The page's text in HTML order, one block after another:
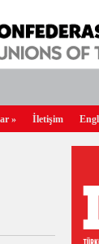
» İletişim